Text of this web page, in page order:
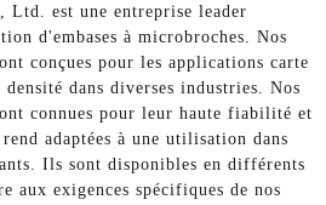
Ltd. est une entreprise leader
d'embases à microbroches. Nos
conçues pour les applications carte
dans diverses industries. Nos
connues pour leur haute fiabilité et
adaptées à une utilisation dans
Ils sont disponibles en différents
aux exigences spécifiques de nos